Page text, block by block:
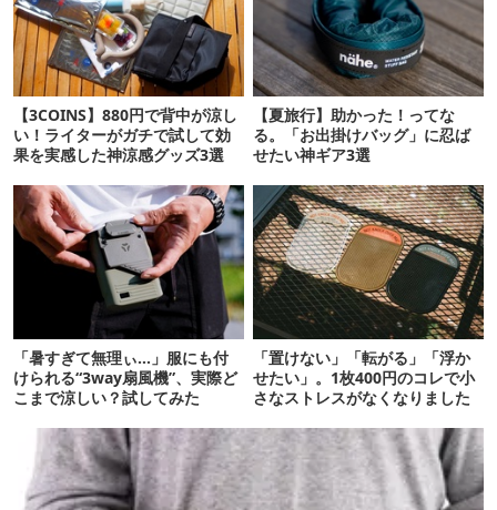
【3COINS】880円で背中が涼し
い！ライターがガチで試して効
果を実感した神涼感グッズ3選
【夏旅行】助かった！ってな
る。「お出掛けバッグ」に忍ば
せたい神ギア3選
「暑すぎて無理ぃ…」服にも付
けられる“3way扇風機”、実際ど
こまで涼しい？試してみた
「置けない」「転がる」「浮か
せたい」。1枚400円のコレで小
さなストレスがなくなりました